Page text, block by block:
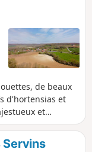
de beaux
d'hortensias et
et
Servins